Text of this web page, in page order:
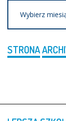
STRONA